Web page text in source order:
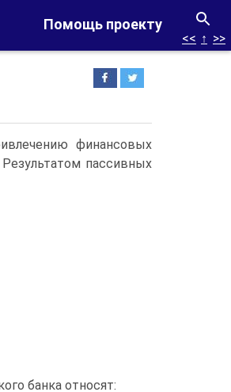
Помощь проекту
<< ↑ >>
финансовых
пассивных
банка относят: